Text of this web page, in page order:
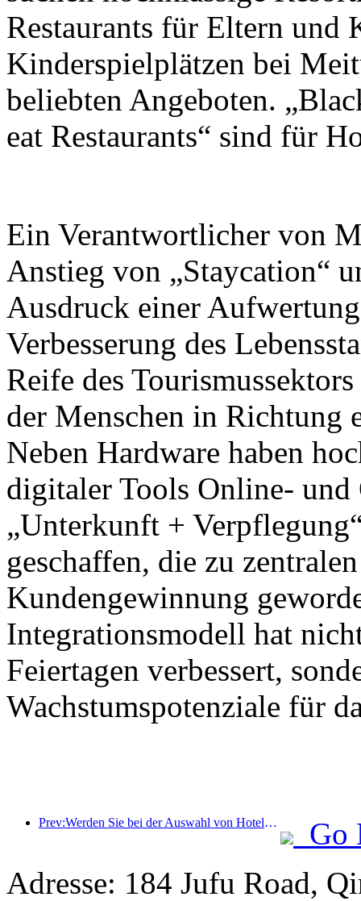
Restaurants für Eltern und
Kinderspielplätzen bei
beliebten Angeboten.
eat Restaurants“ sind für
Ein Verantwortlicher von
Anstieg von „Staycation“
Ausdruck einer
Verbesserung des
Reife des
der Menschen in Richtung
Neben Hardware haben
digitaler Tools Online-
„Unterkunft +
geschaffen, die zu
Kundengewinnung
Integrationsmodell hat
Feiertagen verbessert,
Wachstumspotenziale für
Prev:Werden Sie bei der Auswahl von Hotels immer wählerischer? Marken der mittleren und oberen Preisklasse wählen alle Details aus
Go
Adresse: 184 Jufu Road,